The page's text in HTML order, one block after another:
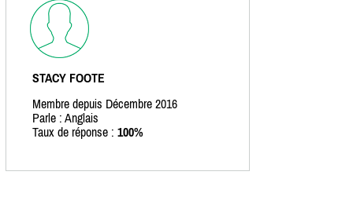
STACY FOOTE
Membre depuis Décembre 2016
Parle : Anglais
Taux de réponse : 100%